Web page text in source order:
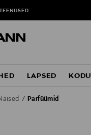
TEENUSED
LAPSED KODU
Parfüümid